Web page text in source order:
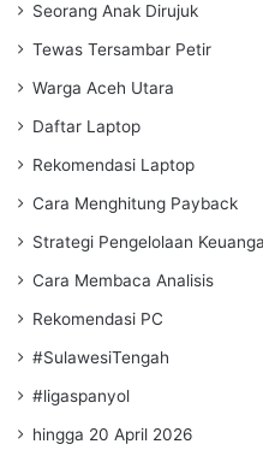
Seorang Anak Dirujuk
Tewas Tersambar Petir
Warga Aceh Utara
Daftar Laptop
Rekomendasi Laptop
Cara Menghitung Payback
Strategi Pengelolaan
Cara Membaca Analisis
Rekomendasi PC
#SulawesiTengah
#ligaspanyol
hingga 20 April 2026